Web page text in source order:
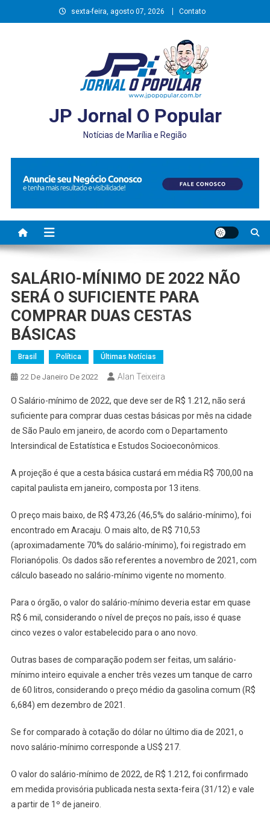
to
sexta-feira, agosto 07, 2026 Contato
JP Jornal O Popular
Notícias de Marília e Região
SALÁRIO-MÍNIMO DE 2022 NÃO
SERÁ O SUFICIENTE PARA
COMPRAR DUAS CESTAS
BÁSICAS
Brasil Política Últimas Notícias
22 De Janeiro De 2022 Alan Teixeira
O Salário-mínimo de 2022, que deve ser de R$ 1.212, não será
suficiente para comprar duas cestas básicas por mês na cidade
de São Paulo em janeiro, de acordo com o Departamento
Intersindical de Estatística e Estudos Socioeconômicos.
A projeção é que a cesta básica custará em média R$ 700,00 na
capital paulista em janeiro, composta por 13 itens.
O preço mais baixo, de R$ 473,26 (46,5% do salário-mínimo), foi
encontrado em Aracaju. O mais alto, de R$ 710,53
(aproximadamente 70% do salário-mínimo), foi registrado em
Florianópolis. Os dados são referentes a novembro de 2021, com
cálculo baseado no salário-mínimo vigente no momento.
Para o órgão, o valor do salário-mínimo deveria estar em quase
R$ 6 mil, considerando o nível de preços no país, isso é quase
cinco vezes o valor estabelecido para o ano novo.
Outras bases de comparação podem ser feitas, um salário-
mínimo inteiro equivale a encher três vezes um tanque de carro
de 60 litros, considerando o preço médio da gasolina comum (R$
6,684) em dezembro de 2021.
Se for comparado à cotação do dólar no último dia de 2021, o
novo salário-mínimo corresponde a US$ 217.
O valor do salário-mínimo de 2022, de R$ 1.212, foi confirmado
em medida provisória publicada nesta sexta-feira (31/12) e vale
a partir de 1º de janeiro.